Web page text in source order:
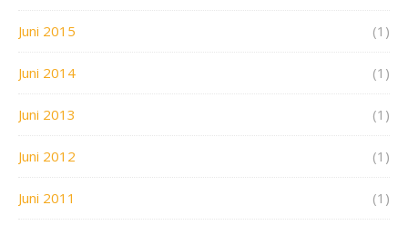
Juni 2015 (1)
Juni 2014 (1)
Juni 2013 (1)
Juni 2012 (1)
Juni 2011 (1)